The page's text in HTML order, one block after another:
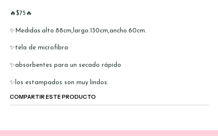
🔥$75🔥
✨Medidas:alto.88cm,largo.130cm,ancho.60cm.
✨tela de microfibra
✨absorbentes para un secado rápido
✨los estampados son muy lindos.
COMPARTIR ESTE PRODUCTO